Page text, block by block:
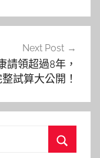
Next Post
請領超過8年，
試算大公開！